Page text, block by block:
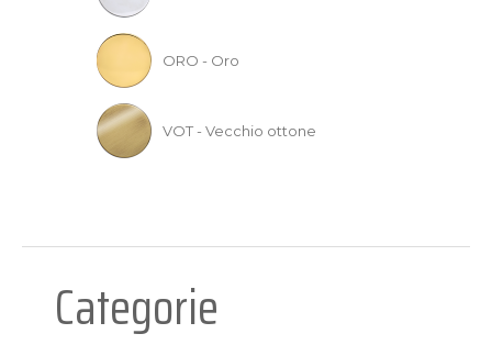
ORO - Oro
VOT - Vecchio ottone
Categorie